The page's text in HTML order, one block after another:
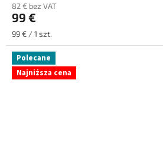
82 € bez VAT
99 €
Cena
jednostkowa:
99 € / 1 szt.
Polecane
Najniższa cena